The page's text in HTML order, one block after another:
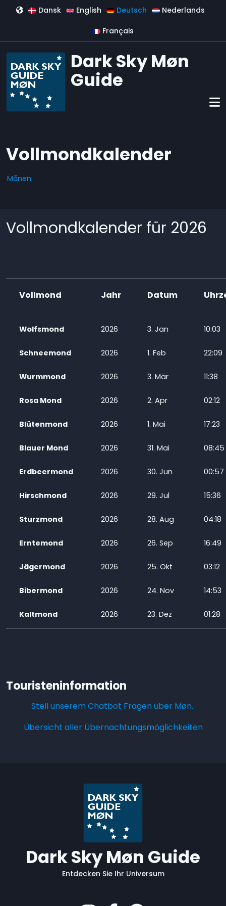
Direkt zum Inhalt
Dansk English Deutsch Nederlands
Français
Dark Sky Møn
Guide
Vollmondkalender
Månen
Vollmondkalender für 2026
Vollmond Jahr Datum
Wolfsmond 2026 3. Jan 10:03
Schneemond 2026 1. Feb 22:09
Wurmmond 2026 3. Mär 11:38
Rosa Mond 2026 2. Apr 02:12
Blütenmond 2026 1. Mai 17:23
Blauer Mond 2026 31. Mai 08:45
Erdbeermond 2026 30. Jun 00:57
Hirschmond 2026 29. Jul 15:36
Sturzmond 2026 28. Aug 04:18
Erntemond 2026 26. Sep 16:49
Jägermond 2026 25. Okt 03:12
Bibermond 2026 24. Nov 14:53
Kaltmond 2026 23. Dez 01:28
Touristeninformation
Stell unserem Chatbot Fragen über Møn.
Übersicht aller Übernachtungsmöglichkeiten
Dark Sky Møn Guide
Entdecken Sie Ihr Universum